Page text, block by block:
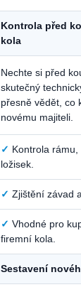
Kontrola před
kola
Nechte si před
skutečný
přesně vědět, co
novému majiteli.
✓ Kontrola
ložisek.
✓ Zjištění závad
✓ Vhodné pro
firemní kola.
Sestavení